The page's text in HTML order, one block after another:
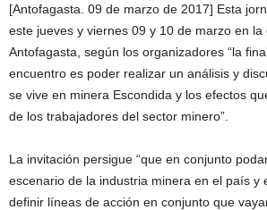
[Antofagasta. 09 de marzo de 2017] Esta
este jueves y viernes 09 y 10 de marzo en la
Antofagasta, según los organizadores “la
encuentro es poder realizar un análisis y
se vive en minera Escondida y los efectos
de los trabajadores del sector minero”.
La invitación persigue “que en conjunto
escenario de la industria minera en el país y
definir líneas de acción en conjunto que